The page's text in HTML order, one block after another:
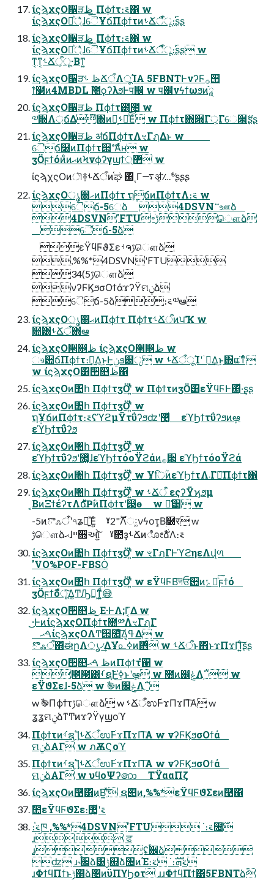
ίϛϡχςΟ૑ੜظ ͍͟Πϕϯτ։࠵΁ w
ίϛϡχςΟ্ཱͪ͛ͯɺୈҰճΠϕϯτͷࢀՃऀืू։࢝ʂʂ
ίϛϡχςΟ૑ੜظ ͍͟Πϕϯτ։࠵΁ w
ίϛϡχςΟ্ཱͪ͛ͯɺୈҰճΠϕϯτͷࢀՃऀืू։࢝ʂʂ w
ͳ͔ͳ͔ࢀՃऀ͕ू·Βͳ͍
ίϛϡχςΟ૑ੜظ ࢀՃऀΛूΊΑ͏ 5FBNTͰνʔϜ࡞੒
ࣗ෦໳ͷ4MBDL ࣾ಺ϙʔλϧͰप஌ w प஌νϟϯωϧͷཱ֬
ίϛϡχςΟ૑ੜظ Πϕϯτ౰೔ w
༧૝Λ্ճΔ໊΋ͷํ͕ࢀՃͯ͘͠Εͨ w Πϕϯτ΋੝Γ্͕Γେ੒ޭʂʂ
ίϛϡχςΟ૑ੜظ ॳճΠϕϯτΛৼΓฦΔͱ w
ୈճ໨ͷΠϕϯτ੒ޭʹΑͬͯʜ w
ӡӦϝϯόͷͦͷޙͷϞνϕʔγϣϯ޲্ w
ίϛϡχςΟͷৗ࿈ࢀՃऀͷ֫ಘ ΍ͬͺΓ࠷ॳ͕؊৺ͩͬͨʂʂʂ
ίϛϡχςΟൃ଍ޙͷΠϕϯτ ຖ݄ճͷΠϕϯτΛ։࠵ w
ୈճ-5େձ 4DSVN࠲ஊձ
4DSVN'FTU৽ׁࢹௌձ
ୈճ-5ձ
εΫϥϜϑΣεࡳຈࢹௌձ
,%%*4DSVN'FTU
34(5ࢹௌձ
νʔϜϏϧσΟϯάϫʔΫମݧձ
ୈճ-5ձ։࠵༧ఆ
ίϛϡχςΟൃ଍ޙͷΠϕϯτ ΠϕϯτࢀՃऀͷਪҠ w
௚ۙ͸ࢀՃऀ΋҆ఆ
ίϛϡχςΟ੒௕ظ ίϛϡχςΟ੒௕ظ w
ෳ਺ճΠϕϯτ։࠵͢Δ͜ͱͰܦݧ͕஝ੵ w ࢀՃऀूΊʹۤ࿑͢Δ͜ͱ΋ແ͘ͳͬͨ
w ίϛϡχςΟ͸੒௕ظ΁
ίϛϡχςΟͷ঺հ ΠϕϯτӡӦʹ͍ͭͯ w ΠϕϯτͷӡӦ͸εΫϥϜͰ΍ͬͯ·͢ʂʂ
ίϛϡχςΟͷ঺հ ΠϕϯτӡӦʹ͍ͭͯ w
ຖ݄ҰճͷΠϕϯτ։࠵ʢϓϩμΫτΰʔϧʣʹ޲͚ͯ εϓϦϯτΰʔϧͷܾఆ
εϓϦϯτΰʔϧ
ίϛϡχςΟͷ঺հ ΠϕϯτӡӦʹ͍ͭͯ w
εϓϦϯτΰʔϧʹ޲͚ͯɺεϓϦϯτόοΫϩάͷ࡞੒ εϓϦϯτόοΫϩά
ίϛϡχςΟͷ঺հ ΠϕϯτӡӦʹ͍ͭͯ w ҰिؒͷεϓϦϯτΛ܁Γฦ͠Πϕϯτ΁
ίϛϡχςΟͷ঺հ ΠϕϯτӡӦʹ͍ͭͯ w ࢀՃऀ εςʔΫϗϧμ
͔ΒͷΞϯέʔτΛ࣍ճҎ߱ͷΠϕϯτʹ൓ө w ྫ͑͹ w
-5ͷొஃऀʹ৭ʑฉ͍ͯΈ͍ͨ ˠ2"࣌ؒΛઃ͚νϟοτ͔Β࣭໰र͏ w
ࢹௌձޙɺײ૝ઓ͕͍ͨ͠ ˠ೚ҙࢀՃͷೋ࣍ձΛ։࠵
ίϛϡχςΟͷ঺հ ΠϕϯτӡӦʹ͍ͭͯ w ৼΓฦΓͰϓϩηεΛվળ
'VO%POF-FBSȮ
ίϛϡχςΟͷ঺հ ΠϕϯτӡӦʹ͍ͭͯ w εΫϥϜΒ͘͠গਓ਺ͷݻఆͨ͠ϝϯό
ӡӦϝϯόืूͯ͠Δ͚ͲԠื͕ͳ͍͚ͩ😅
ίϛϡχςΟ੒௕ظ ͜Ε·ͰΛ;Γ͔͑Δ w
͜͜·ͰͷίϛϡχςΟΠϕϯτ಺༰ΛৼΓฦΓ
ࠓޙίϛϡχςΟΛͲ͏੒௕ͤ͞Δ͔ߟ͑Δ w
ొஃऀ΍ಈըΛൃ৴͢ΔҰํ௨ߦͷؔ܎ͩͬͨ w ࢀՃऀͱ΋ͬͱϫΠϫΠ͍ͨ͠ʂʂ
ίϛϡχςΟ੒௕ظ ࠓޙͷΠϕϯτํ਑ w
೥౓͸ࡾຊ࣠Ͱߦ͘͜ͱʹܾఆ w ࣾ಺ͷ஌ݟΛֶ΅͏ w
εΫϑΣεɺ-5ձ w ࣾ֎ͷ஌ݟΛֶ΅͏
w ࣾ֎Πϕϯτࢹௌձ w ࢀՃऀಉ࢜ͰϫΠϫΠ͠Α͏ w
ʓʓମݧձͳͲͷϫʔΫγϣοϓ
Πϕϯτͷࡾຊ࣠ ᶅࢀՃऀಉ࢜ͰϫΠϫΠ͠Α͏ w νʔϜϏϧσΟϯά
ମݧձΑΓ w ภѪϚοϓ
Πϕϯτͷࡾຊ࣠ ᶅࢀՃऀಉ࢜ͰϫΠϫΠ͠Α͏ w νʔϜϏϧσΟϯά
ମݧձΑΓ w υϥοΨʔ෩ ΤΫααΠζ
ίϛϡχςΟͷ࿩͸͜ͷ͘Β͍ʹͯ͠ ຊ୊ͷ,%%*εΫϥϜϑΣεͷ࿩΁
ࣾ಺εΫϥϜϑΣε։࠵ʹ޲͚ͯ
։࠵֓ཁ ,%%*4DSVN'FTU ˙։࠵೔࣌
ɹ ਫ
ɹʢ࠙਌ձ
ʣ ɹ˞࠙਌ձ͸ݱ஍ձ৔ͷΈ։࠵ ˙։࠵ܗࣜ
ɹΦϯϥΠϯͱݱ஍ձ৔ͷϋΠϒϦοτ ɹɹΦϯϥΠϯ͸5FBNTձٞ